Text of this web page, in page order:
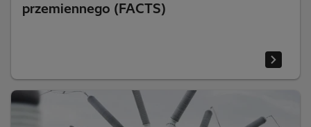
przemiennego (FACTS)